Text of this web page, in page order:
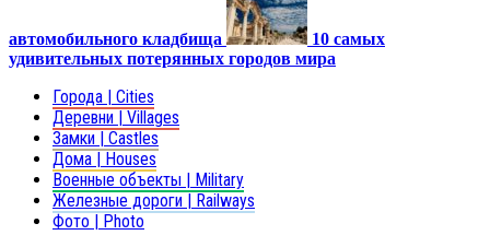
автомобильного кладбища
10 самых
удивительных потерянных городов мира
Города | Cities
Деревни | Villages
Замки | Castles
Дома | Houses
Военные объекты | Military
Железные дороги | Railways
Фото | Photo